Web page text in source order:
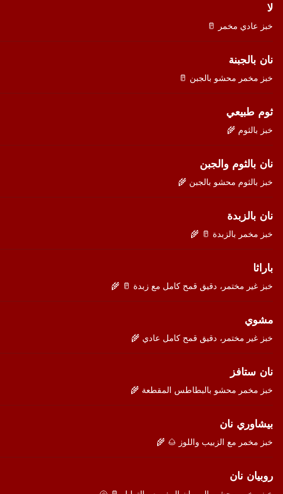
لا
خبز عادي مخمر 🥛
نان بالجبنة
خبز مخمر محشو بالجبن 🥛
ثوم طبيعي
خبز بالثوم 🌾
نان بالثوم والجبن
خبز بالثوم محشو بالجبن 🌾
نان بالزبدة
خبز مخمر بالزبدة 🥛 🌾
باراثا
خبز غير مختمر، دقيق قمح كامل مع زبدة 🥛 🌾
مشوي
خبز غير مختمر، دقيق قمح كامل عادي 🌾
نان ستافز
خبز مخمر محشو بالبطاطس المقطعة 🌾
بيشاوري نان
خبز مخمر مع الزبيب واللوز 🌰 🌾
روبيان نان